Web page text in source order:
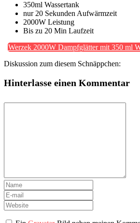
350ml Wassertank
nur 20 Sekunden Aufwärmzeit
2000W Leistung
Bis zu 20 Min Laufzeit
Werzek 2000W Dampfglätter mit 350 ml
Diskussion zum diesem Schnäppchen:
Hinterlasse einen Kommentar